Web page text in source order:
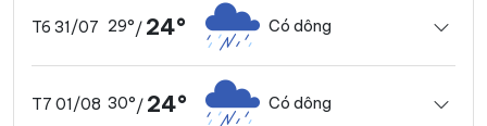
T6 31/07 29°/ 24° Có dông
T7 01/08 30°/ 24° Có dông